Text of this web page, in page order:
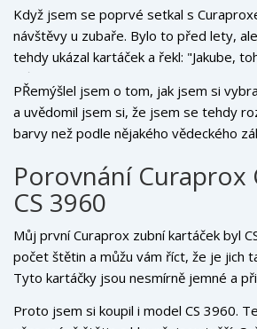
Když jsem se poprvé setkal s
návštěvy u zubaře. Bylo to před lety,
tehdy ukázal kartáček a řekl: "Jakube,
můžeš pro své zuby udělat." Od té
Curaproxem každé ráno díváme do
Curaprox? Jsou to švýcarští odborníci
Vyrábí především zubní kartáčky a
se proslavily díky svým účinným a
PŘemýšlel jsem o tom, jak jsem si
a uvědomil jsem si, že jsem se tehdy
barvy než podle nějakého vědeckého
který kartáček je pro koho ten pravý.
Porovnání Curaprox
CS 3960
Můj první Curaprox zubní kartáček byl
počet štětin a můžu vám říct, že je jich
Tyto kartáčky jsou nesmírně jemné a
zubaře. Ale pozor, některým lidem se
Proto jsem si koupil i model CS 3960.